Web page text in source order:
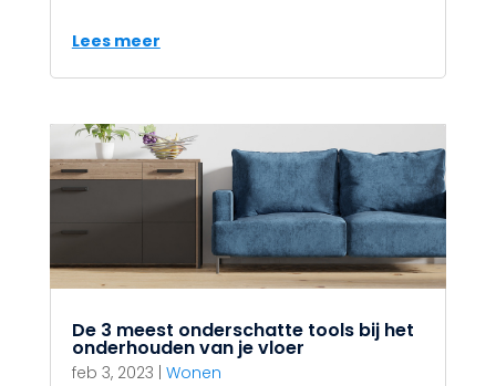
Lees meer
De 3 meest onderschatte tools bij het
onderhouden van je vloer
feb 3, 2023 Wonen